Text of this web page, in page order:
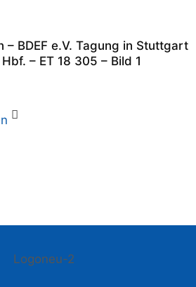
– BDEF e.V. Tagung in Stuttgart
– ET 18 305 – Bild 1